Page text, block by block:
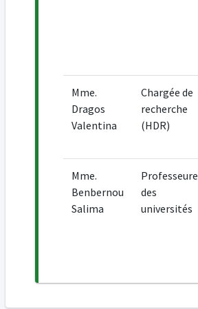
Mme.
Dragos
Valentina
Chargée de
recherche
(HDR)
Mme.
Benbernou
Salima
Professeure
des
universités